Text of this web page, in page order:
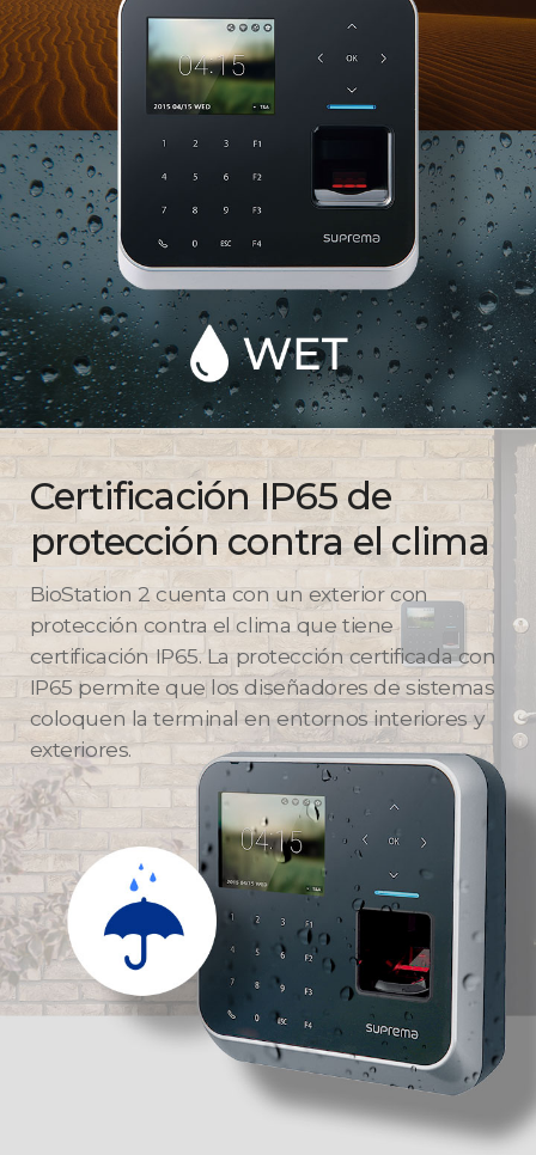
Certificación IP65 de
protección contra el clima
BioStation 2 cuenta con un exterior con
protección contra el clima que tiene
certificación IP65. La protección certificada con
IP65 permite que los diseñadores de sistemas
coloquen la terminal en entornos interiores y
exteriores.